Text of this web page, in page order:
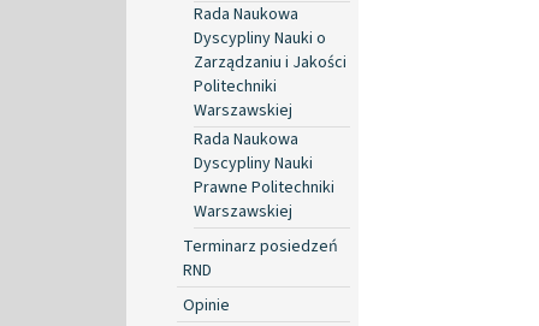
Rada Naukowa
Dyscypliny Nauki o
Zarządzaniu i Jakości
Politechniki
Warszawskiej
Rada Naukowa
Dyscypliny Nauki
Prawne Politechniki
Warszawskiej
Terminarz posiedzeń
RND
Opinie